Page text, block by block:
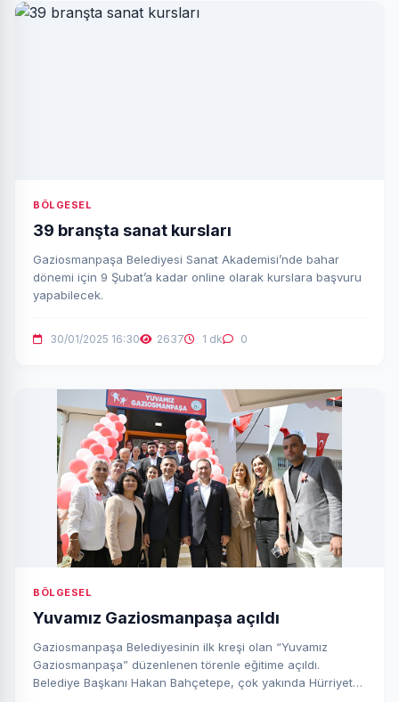
BÖLGESEL
39 branşta sanat kursları
Gaziosmanpaşa Belediyesi Sanat Akademisi’nde bahar
dönemi için 9 Şubat’a kadar online olarak kurslara başvuru
yapabilecek.
30/01/2025 16:30 2637 1 dk 0
BÖLGESEL
Yuvamız Gaziosmanpaşa açıldı
Gaziosmanpaşa Belediyesinin ilk kreşi olan “Yuvamız
Gaziosmanpaşa” düzenlenen törenle eğitime açıldı.
Belediye Başkanı Hakan Bahçetepe, çok yakında Hürriyet